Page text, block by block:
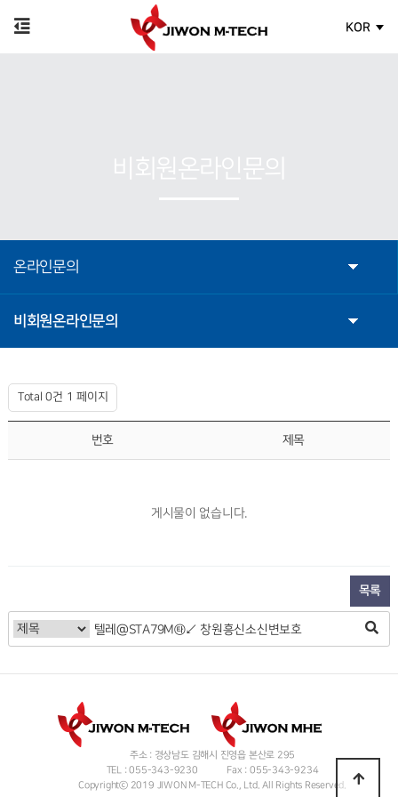
KOR
온라인문의
비회원온라인문의
Total 0건 1 페이지
번호 제목
게시물이 없습니다.
목록
주소 : 경상남도 김해시 진영읍 본산로 295
TEL : 055-343-9230
Fax : 055-343-9234
Copyrightⓒ 2019 JIWON M-TECH Co., Ltd. All Rights Reserved.